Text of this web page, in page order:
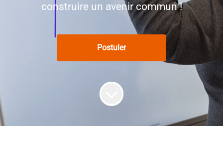
construire un avenir commun !
Postuler